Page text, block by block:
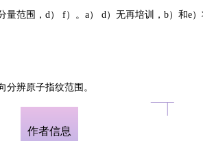
范围，d） f）。a） d）无再培训，b）和e
分辨原子指纹范围。
作者信息